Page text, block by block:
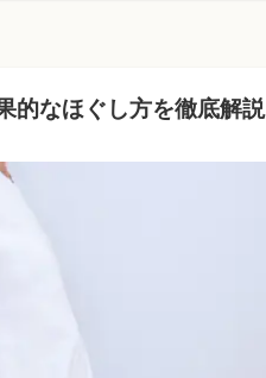
的なほぐし方を徹底解説